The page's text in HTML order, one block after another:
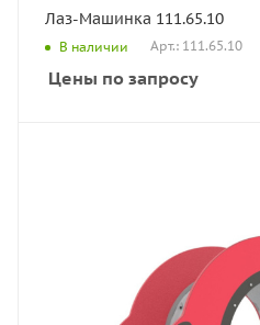
Лаз-Машинка 111.65.10
В наличии Арт.: 111.65.10
Цены по запросу